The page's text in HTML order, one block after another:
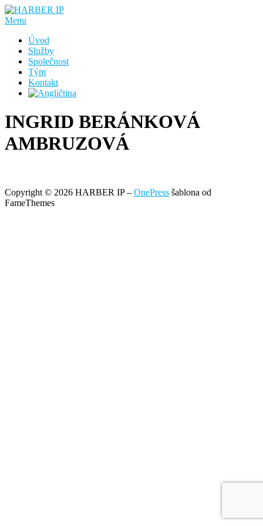
Přeskočit
na
Menu
Úvod
Služby
Společnost
Tým
Kontakt
INGRID BERÁNKOVÁ
AMBRUZOVÁ
Copyright © 2026 HARBER IP– OnePress šablona od
FameThemes